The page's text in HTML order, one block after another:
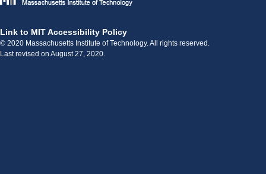
Link to MIT Accessibility Policy
© 2020 Massachusetts Institute of Technology. All rights reserved.
Last revised on August 27, 2020.